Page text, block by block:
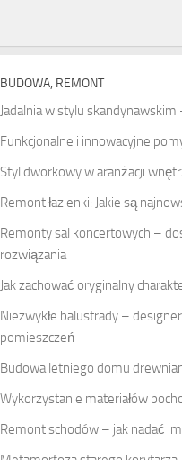
BUDOWA, REMONT
Jadalnia w stylu
Funkcjonalne i innowacyjne
Styl dworkowy w aranżacji
Remont łazienki: Jakie są
Remonty sal koncertowych –
rozwiązania
Jak zachować oryginalny
Niezwykłe balustrady –
pomieszczeń
Budowa letniego domu
Wykorzystanie materiałów
Remont schodów – jak nadać